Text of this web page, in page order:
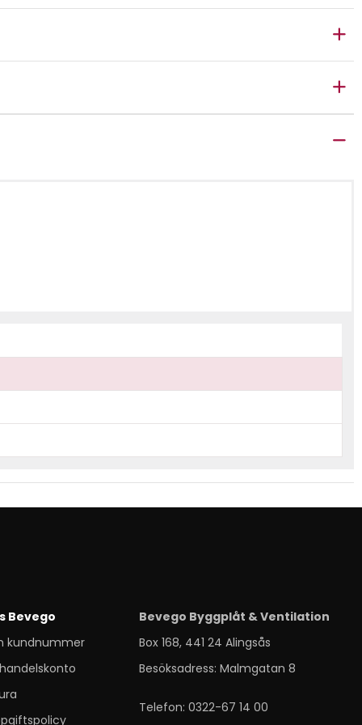
Bevego
kundnummer
Bevego Byggplåt & Ventilation
Box 168, 441 24 Alingsås
Besöksadress: Malmgatan 8
Telefon: 0322-67 14 00